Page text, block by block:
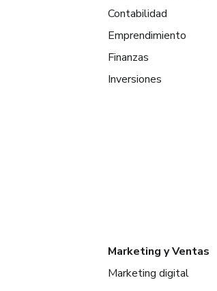
Contabilidad
Emprendimiento
Finanzas
Inversiones
Marketing y Ventas
Marketing digital